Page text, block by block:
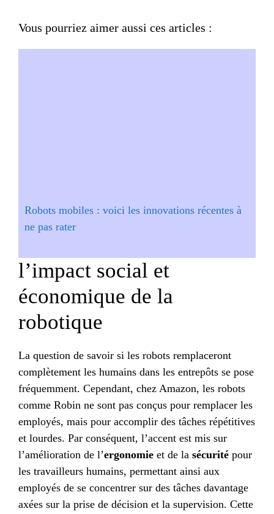
Vous pourriez aimer aussi ces articles :
Robots mobiles : voici les innovations récentes à
ne pas rater
l’impact social et
économique de la
robotique
La question de savoir si les robots remplaceront
complètement les humains dans les entrepôts se pose
fréquemment. Cependant, chez Amazon, les robots
comme Robin ne sont pas conçus pour remplacer les
employés, mais pour accomplir des tâches répétitives
et lourdes. Par conséquent, l’accent est mis sur
l’amélioration de l’ergonomie et de la sécurité pour
les travailleurs humains, permettant ainsi aux
employés de se concentrer sur des tâches davantage
axées sur la prise de décision et la supervision. Cette